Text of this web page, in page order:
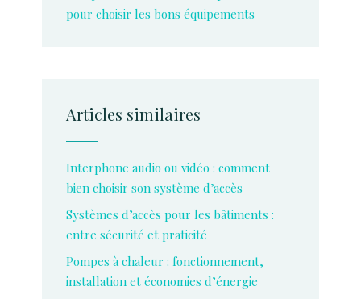
pour choisir les bons équipements
Articles similaires
Interphone audio ou vidéo : comment
bien choisir son système d’accès
Systèmes d’accès pour les bâtiments :
entre sécurité et praticité
Pompes à chaleur : fonctionnement,
installation et économies d’énergie